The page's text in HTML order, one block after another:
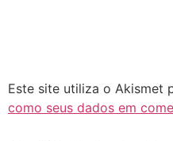
Este site utiliza o Akismet
como seus dados em